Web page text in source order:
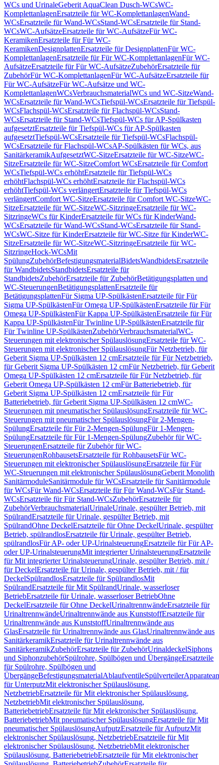
WCs und UrinaleGeberit AquaClean Dusch-WCsWC-
KomplettanlagenErsatzteile für WC-KomplettanlagenWand-
WCsErsatzteile für Wand-WCsStand-WCsErsatzteile für Stand-
WCsWC-AufsätzeErsatzteile für WC-AufsätzeFür WC-
KeramikenErsatzteile für Für WC-
KeramikenDesignplattenErsatzteile für DesignplattenFür WC-
KomplettanlagenErsatzteile für Für WC-KomplettanlagenFür WC-
AufsätzeErsatzteile für Für WC-AufsätzeZubehörErsatzteile für
ZubehörFür WC-KomplettanlagenFür WC-AufsätzeErsatzteile für
Für WC-AufsätzeFür WC-Aufsätze und WC-
KomplettanlagenWCsVerbrauchsmaterialWCs und WC-SitzeWand-
WCsErsatzteile für Wand-WCsTiefspül-WCsErsatzteile für Tiefspül-
WCsFlachspül-WCsErsatzteile für Flachspül-WCsStand-
WCsErsatzteile für Stand-WCsTiefspül-WCs für AP-Spülkasten
aufgesetztErsatzteile für Tiefspül-WCs für AP-Spülkasten
aufgesetztTiefspül-WCsErsatzteile für Tiefspül-WCsFlachspül-
WCsErsatzteile für Flachspül-WCsAP-Spülkästen für WCs, aus
SanitärkeramikAufgesetztWC-SitzeErsatzteile für WC-SitzeWC-
SitzeErsatzteile für WC-SitzeComfort WCsErsatzteile für Comfort
WCsTiefspül-WCs erhöhtErsatzteile für Tiefspül-WCs
erhöhtFlachspül-WCs erhöhtErsatzteile für Flachspül-WCs
erhöhtTiefspül-WCs verlängertErsatzteile für Tiefspül-WCs
verlängertComfort WC-SitzeErsatzteile für Comfort WC-SitzeWC-
SitzeErsatzteile für WC-SitzeWC-SitzringeErsatzteile für WC-
SitzringeWCs für KinderErsatzteile für WCs für KinderWand-
WCsErsatzteile für Wand-WCsStand-WCsErsatzteile für Stand-
WCsWC-Sitze für KinderErsatzteile für WC-Sitze für KinderWC-
SitzeErsatzteile für WC-SitzeWC-SitzringeErsatzteile für WC-
SitzringeHock-WCsMit
SpülungZubehörBefestigungsmaterialBidetsWandbidetsErsatzteile
für WandbidetsStandbidetsErsatzteile für
StandbidetsZubehörErsatzteile für ZubehörBetätigungsplatten und
WC-SteuerungenBetätigungsplattenErsatzteile für
BetätigungsplattenFür Sigma UP-SpülkästenErsatzteile für Für
Sigma UP-SpülkästenFür Omega UP-SpülkästenErsatzteile für Für
Omega UP-SpülkästenFür Kappa UP-SpülkästenErsatzteile für Für
Kappa UP-SpülkästenFür Twinline UP-SpülkästenErsatzteile für
Für Twinline UP-SpülkästenZubehörVerbrauchsmaterialWC-
Steuerungen mit elektronischer SpülauslösungErsatzteile für WC-
Steuerungen mit elektronischer SpülauslösungFür Netzbetrieb, für
Geberit Sigma UP-Spülkästen 12 cmErsatzteile für Für Netzbetrieb,
für Geberit Sigma UP-Spülkästen 12 cmFür Netzbetrieb, für Geberit
Omega UP-Spülkästen 12 cmErsatzteile für Für Netzbetrieb, für
Geberit Omega UP-Spülkästen 12 cmFür Batteriebetrieb, für
Geberit Sigma UP-Spülkästen 12 cmErsatzteile für Für
Batteriebetrieb, für Geberit Sigma UP-Spülkästen 12 cmWC-
Steuerungen mit pneumatischer SpülauslösungErsatzteile für WC-
Steuerungen mit pneumatischer SpülauslösungFür 2-Mengen-
SpülungErsatzteile für Für 2-Mengen-SpülungFür 1-Mengen-
SpülungErsatzteile für Für 1-Mengen-SpülungZubehör für WC-
SteuerungenErsatzteile für Zubehör für WC-
SteuerungenRohbausetsErsatzteile für RohbausetsFür WC-
Steuerungen mit elektronischer SpülauslösungErsatzteile für Für
WC-Steuerungen mit elektronischer SpülauslösungGeberit Monolith
SanitärmoduleSanitärmodule für WCsErsatzteile für Sanitärmodule
für WCsFür Wand-WCsErsatzteile für Für Wand-WCsFür Stand-
WCsErsatzteile für Für Stand-WCsZubehörErsatzteile für
ZubehörVerbrauchsmaterialUrinaleUrinale, gespülter Betrieb, mit
SpülrandErsatzteile für Urinale, gespülter Betrieb, mit
SpülrandOhne DeckelErsatzteile für Ohne DeckelUrinale, gespülter
Betrieb, spülrandlosErsatzteile für Urinale, gespülter Betrieb,
spülrandlosFür AP- oder UP-UrinalsteuerungErsatzteile für Für AP-
oder UP-UrinalsteuerungMit integrierter UrinalsteuerungErsatzteile
für Mit integrierter UrinalsteuerungUrinale, gespülter Betrieb, mit /
für DeckelErsatzteile für Urinale, gespülter Betrieb, mit / für
DeckelSpülrandlosErsatzteile für SpülrandlosMit
SpülrandErsatzteile für Mit SpülrandUrinale, wasserloser
BetriebErsatzteile für Urinale, wasserloser BetriebOhne
DeckelErsatzteile für Ohne DeckelUrinaltrennwändeErsatzteile für
UrinaltrennwändeUrinaltrennwände aus KunststoffErsatzteile für
Urinaltrennwände aus KunststoffUrinaltrennwände aus
GlasErsatzteile für Urinaltrennwände aus GlasUrinaltrennwände aus
SanitärkeramikErsatzteile für Urinaltrennwände aus
SanitärkeramikZubehörErsatzteile für ZubehörUrinaldeckelSiphons
und SiphonzubehörSpülrohre, Spülbögen und ÜbergängeErsatzteile
für Spülrohre, Spülbögen und
ÜbergängeBefestigungsmaterialAblaufventileSpülverteiler
für UnterputzMit elektronischer Spülauslösung,
NetzbetriebErsatzteile für Mit elektronischer Spülauslösung,
NetzbetriebMit elektronischer Spülauslösung,
BatteriebetriebErsatzteile für Mit elektronischer Spülauslösung,
BatteriebetriebMit pneumatischer SpülauslösungErsatzteile für Mit
pneumatischer SpülauslösungAufputzErsatzteile für AufputzMit
elektronischer Spülauslösung, NetzbetriebErsatzteile für Mit
elektronischer Spülauslösung, NetzbetriebMit elektronischer
Spülauslösung, BatteriebetriebErsatzteile für Mit elektronischer